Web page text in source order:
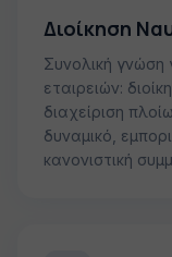
Διοίκηση
Συνολική γνώση
εταιρειών:
διαχείριση
δυναμικό,
κανονιστική